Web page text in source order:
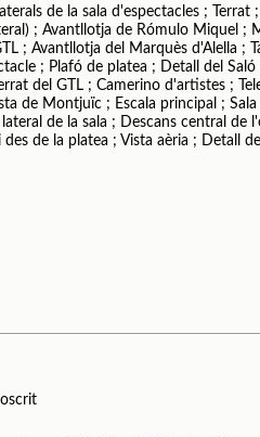
de la sala d'espectacles ;
; Avantllotja de Rómulo Miquel ;
; Avantllotja del Marquès d'Alella ;
; Plafó de platea ; Detall del
del GTL ; Camerino d'artistes ;
de Montjuïc ; Escala principal ;
de la sala ; Descans central de
des de la platea ; Vista aèria ; Detall